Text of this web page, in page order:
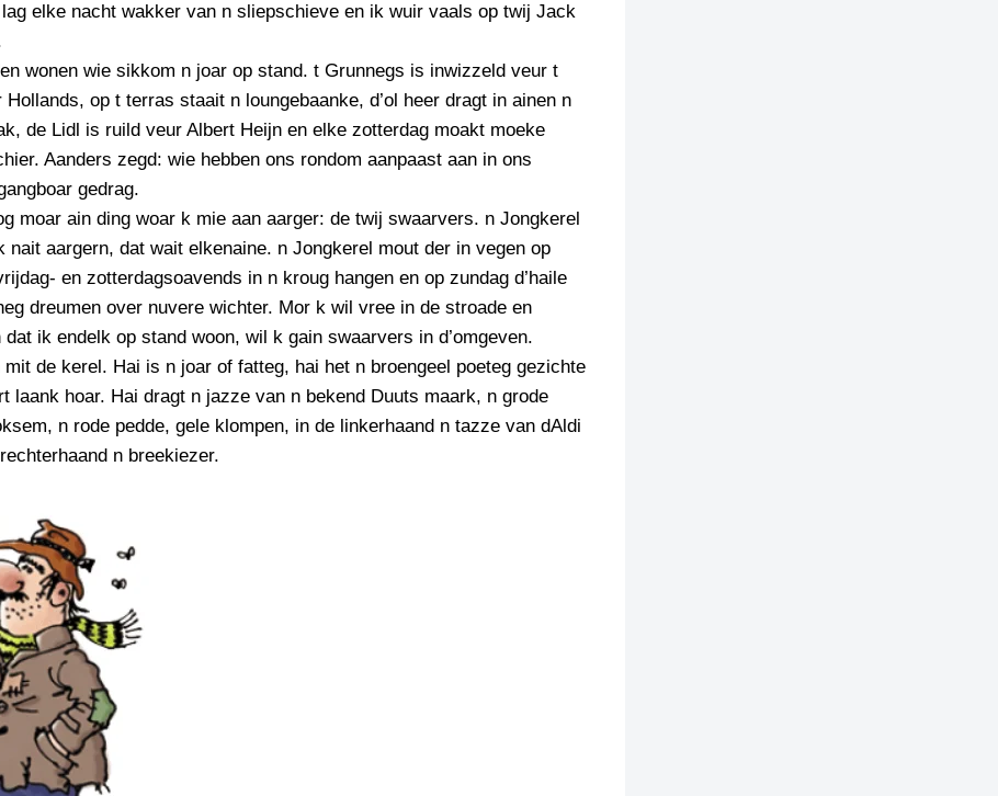
PERSBERICHT
INZENDENS
PERSBERICHT
SCHRIEFWEDSTRIED
FLYER
elke nacht wakker van n sliepschieve en ik wuir vaals op twij Jack
wonen wie sikkom n joar op stand. t Grunnegs is inwizzeld veur t
Hollands, op t terras staait n loungebaanke, d’ol heer dragt in ainen n
de Lidl is ruild veur Albert Heijn en elke zotterdag moakt moeke
Aanders zegd: wie hebben ons rondom aanpaast aan in ons
gedrag.
moar ain ding woar k mie aan aarger: de twij swaarvers. n Jongkerel
nait aargern, dat wait elkenaine. n Jongkerel mout der in vegen op
en zotterdagsoavends in n kroug hangen en op zundag d’haile
dreumen over nuvere wichter. Mor k wil vree in de stroade en
dat ik endelk op stand woon, wil k gain swaarvers in d’omgeven.
mit de kerel. Hai is n joar of fatteg, hai het n broengeel poeteg gezichte
laank hoar. Hai dragt n jazze van n bekend Duuts maark, n grode
n rode pedde, gele klompen, in de linkerhaand n tazze van dAldi
n breekiezer.